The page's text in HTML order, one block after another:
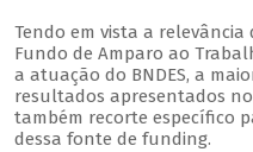
Tendo em vista a relevância
Fundo de Amparo ao
a atuação do BNDES, a
resultados apresentados
também recorte específico
dessa fonte de funding.